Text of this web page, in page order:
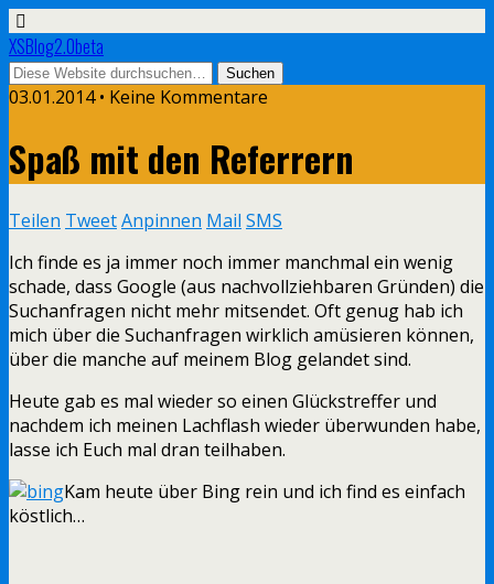
XSBlog2.0beta
03.01.2014 • Keine Kommentare
Spaß mit den Referrern
Teilen TweetAnpinnen Mail SMS
Ich finde es ja immer noch immer manchmal ein wenig
schade, dass Google (aus nachvollziehbaren Gründen) die
Suchanfragen nicht mehr mitsendet. Oft genug hab ich
mich über die Suchanfragen wirklich amüsieren können,
über die manche auf meinem Blog gelandet sind.
Heute gab es mal wieder so einen Glückstreffer und
nachdem ich meinen Lachflash wieder überwunden habe,
lasse ich Euch mal dran teilhaben.
Kam heute über Bing rein und ich find es einfach
köstlich…